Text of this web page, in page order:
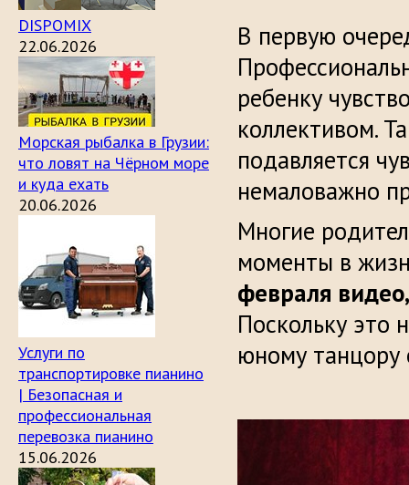
DISPOMIX
22.06.2026
Морская рыбалка в Грузии:
что ловят на Чёрном море
и куда ехать
20.06.2026
Услуги по
транспортировке пианино
| Безопасная и
профессиональная
перевозка пианино
15.06.2026
В первую
ребенку
коллективом.
подавляется
немаловажно
Многие
моменты в
февраля
Поскольку это
юному танцору